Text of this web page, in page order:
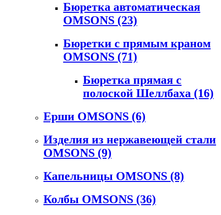
Бюретка автоматическая
OMSONS (23)
Бюретки с прямым краном
OMSONS (71)
Бюретка прямая с
полоской Шеллбаха (16)
Ерши OMSONS (6)
Изделия из нержавеющей стали
OMSONS (9)
Капельницы OMSONS (8)
Колбы OMSONS (36)